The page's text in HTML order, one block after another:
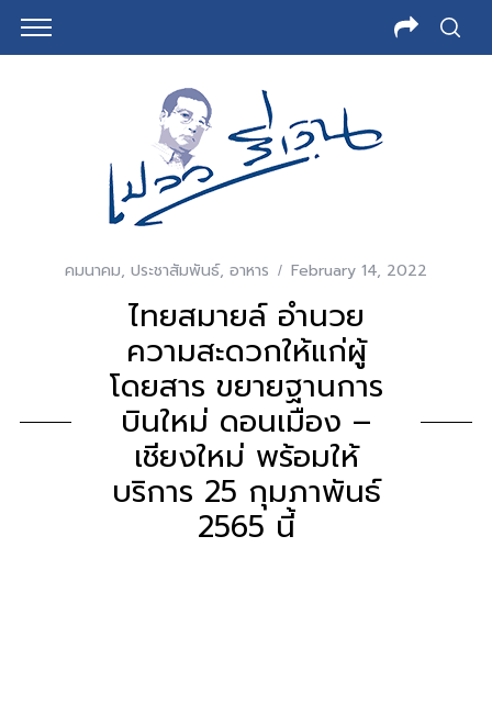
คมนาคม, ประชาสัมพันธ์, อาหาร February 14, 2022
ไทยสมายล์ อำนวย
ความสะดวกให้แก่ผู้
โดยสาร ขยายฐานการ
บินใหม่ ดอนเมือง –
เชียงใหม่ พร้อมให้
บริการ 25 กุมภาพันธ์
2565 นี้